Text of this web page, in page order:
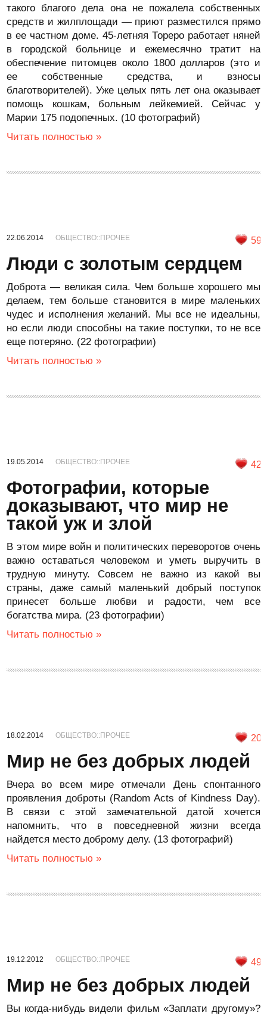
такого благого дела она не пожалела собственных
средств и жилплощади — приют разместился прямо
в ее частном доме. 45-летняя Тореро работает няней
в городской больнице и ежемесячно тратит на
обеспечение питомцев около 1800 долларов (это и
ее собственные средства, и взносы
благотворителей). Уже целых пять лет она оказывает
помощь кошкам, больным лейкемией. Сейчас у
Марии 175 подопечных. (10 фотографий)
Читать полностью »
22.06.2014 ОБЩЕСТВО::ПРОЧЕЕ 59
Люди с золотым сердцем
Доброта — великая сила. Чем больше хорошего мы
делаем, тем больше становится в мире маленьких
чудес и исполнения желаний. Мы все не идеальны,
но если люди способны на такие поступки, то не все
еще потеряно. (22 фотографии)
Читать полностью »
19.05.2014 ОБЩЕСТВО::ПРОЧЕЕ 42
Фотографии, которые
доказывают, что мир не
такой уж и злой
В этом мире войн и политических переворотов очень
важно оставаться человеком и уметь выручить в
трудную минуту. Совсем не важно из какой вы
страны, даже самый маленький добрый поступок
принесет больше любви и радости, чем все
богатства мира. (23 фотографии)
Читать полностью »
18.02.2014 ОБЩЕСТВО::ПРОЧЕЕ 20
Мир не без добрых людей
Вчера во всем мире отмечали День спонтанного
проявления доброты (Random Acts of Kindness Day).
В связи с этой замечательной датой хочется
напомнить, что в повседневной жизни всегда
найдется место доброму делу. (13 фотографий)
Читать полностью »
19.12.2012 ОБЩЕСТВО::ПРОЧЕЕ 49
Мир не без добрых людей
Вы когда-нибудь видели фильм «Заплати другому»?